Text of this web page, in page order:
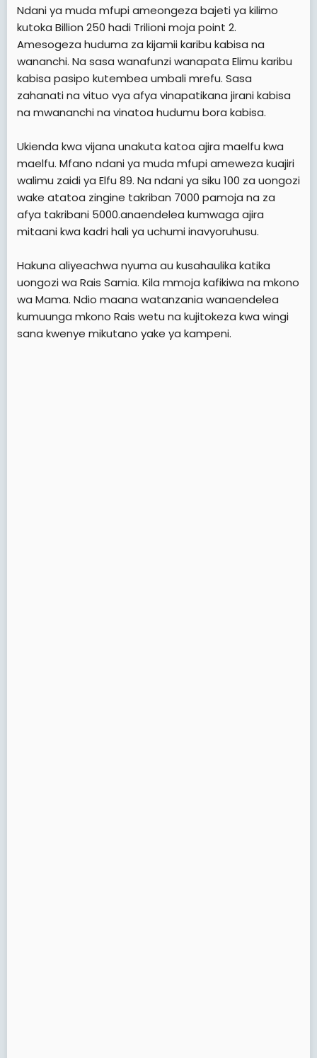
Ndani ya muda mfupi ameongeza bajeti ya kilimo
kutoka Billion 250 hadi Trilioni moja point 2.
Amesogeza huduma za kijamii karibu kabisa na
wananchi. Na sasa wanafunzi wanapata Elimu karibu
kabisa pasipo kutembea umbali mrefu. Sasa
zahanati na vituo vya afya vinapatikana jirani kabisa
na mwananchi na vinatoa hudumu bora kabisa.
Ukienda kwa vijana unakuta katoa ajira maelfu kwa
maelfu. Mfano ndani ya muda mfupi ameweza kuajiri
walimu zaidi ya Elfu 89. Na ndani ya siku 100 za uongozi
wake atatoa zingine takriban 7000 pamoja na za
afya takribani 5000.anaendelea kumwaga ajira
mitaani kwa kadri hali ya uchumi inavyoruhusu.
Hakuna aliyeachwa nyuma au kusahaulika katika
uongozi wa Rais Samia. Kila mmoja kafikiwa na mkono
wa Mama. Ndio maana watanzania wanaendelea
kumuunga mkono Rais wetu na kujitokeza kwa wingi
sana kwenye mikutano yake ya kampeni.